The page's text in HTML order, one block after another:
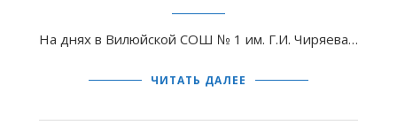
На днях в Вилюйской СОШ № 1 им. Г.И. Чиряева…
ЧИТАТЬ ДАЛЕЕ